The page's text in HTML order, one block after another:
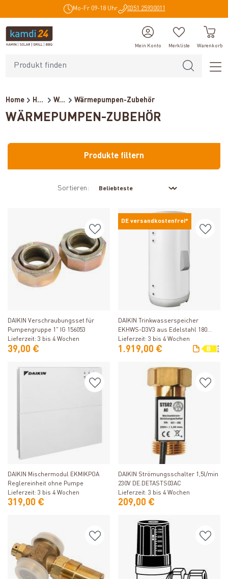
Mo-Fr 09-18 Uhr 0351 25930011
Mein Konto Merkliste Warenkorb
Home Heiztechnik Wärmepumpen Wärmepumpen-Zubehör
WÄRMEPUMPEN-ZUBEHÖR
Produkte filtern
Sortieren:
DAIKIN Verschraubungsset für
Pumpengruppe 1" IG 156053
Lieferzeit: 3 bis 4 Wochen
39,00 €
DE versandkostenfrei*
Produkt ansehen
DAIKIN Trinkwasserspeicher
EKHWS-D3V3 aus Edelstahl 180
Liter
Lieferzeit: 3 bis 4 Wochen
1.919,00 €
Produkt ansehen
DAIKIN Mischermodul EKMIKPOA
Reglereinheit ohne Pumpe
Lieferzeit: 3 bis 4 Wochen
319,00 €
Produkt ansehen
DAIKIN Strömungsschalter 1,5l/min
230V DE.DETASTS03AC
Lieferzeit: 3 bis 4 Wochen
209,00 €